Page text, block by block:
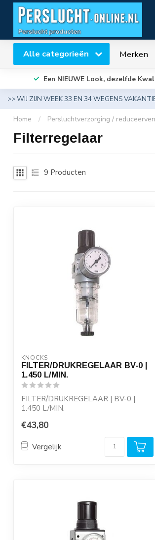
Alle categorieën Merken
Een NIEUWE Look, dezelfde
>> WIJ ZIJN WEEK 33 EN 34 WEGENS
Home / Persluchtverzorging /
Filterregelaar
9 Producten
KNOCKS
FILTER/DRUKREGELAAR BV-0 |
1.450 L/MIN.
FILTER/DRUKREGELAAR | BV-0 |
1.450 L/MIN.
voor...
€43,80
Vergelijk